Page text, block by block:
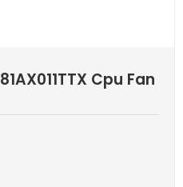
Cpu Fan